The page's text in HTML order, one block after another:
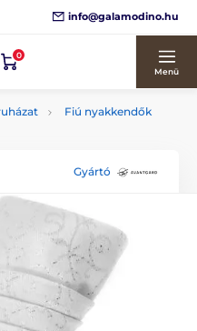
info@galamodino.hu
0
Menü
Fiú nyakkendők
Gyártó